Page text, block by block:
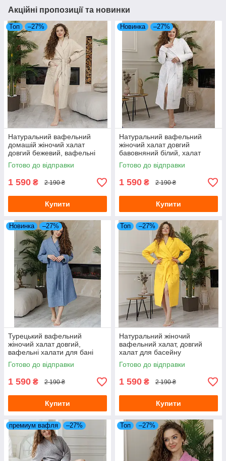
Акційні пропозиції та новинки
Топ –27%
Натуральний вафельний
домашій жіночий халат
довгий бежевий, вафельні
халати
Готово до відправки
1 590 ₴ 2 190 ₴
Купити
Новинка –27%
Натуральний вафельний
жіночий халат довгий
бавовняний білий, халат
жіночий для будинку
Готово до відправки
1 590 ₴ 2 190 ₴
Купити
Новинка –27%
Турецький вафельний
жіночий халат довгий,
вафельні халати для бані
Готово до відправки
1 590 ₴ 2 190 ₴
Купити
Топ –27%
Натуральний жіночий
вафельний халат, довгий
халат для басейну
Готово до відправки
1 590 ₴ 2 190 ₴
Купити
премиум вафля –27% Топ –27%